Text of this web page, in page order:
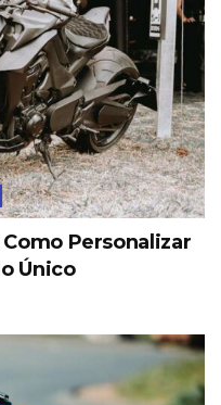
Personalizar
Único